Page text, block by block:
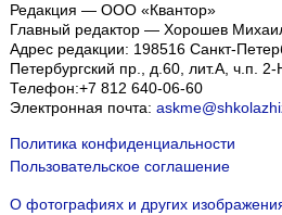
Редакция — ООО «Квантор»
Главный редактор — Хорошев
Адрес редакции: 198516 Санкт-
Петербургский пр., д.60, лит.А, ч.п.
Телефон:+7 812 640-06-60
Электронная почта:
Политика конфиденциальности
Пользовательское соглашение
О фотографиях и других